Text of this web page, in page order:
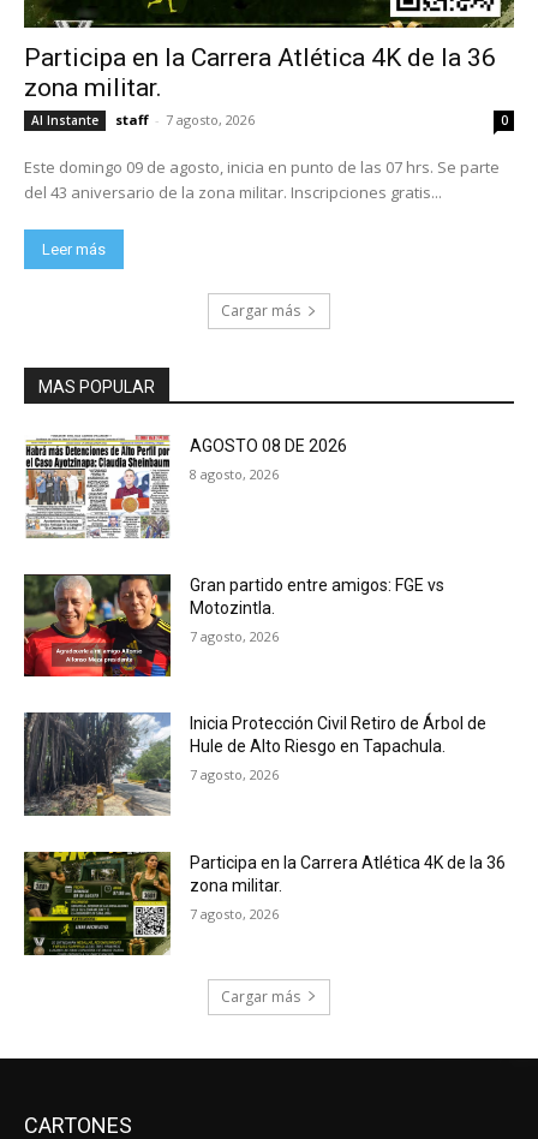
Participa en la Carrera Atlética 4K de la 36
zona militar.
Al Instante staff - 7 agosto, 2026 0
Este domingo 09 de agosto, inicia en punto de las 07 hrs. Se parte
del 43 aniversario de la zona militar. Inscripciones gratis...
Leer más
Cargar más
MAS POPULAR
AGOSTO 08 DE 2026
8 agosto, 2026
Gran partido entre amigos: FGE vs
Motozintla.
7 agosto, 2026
Inicia Protección Civil Retiro de Árbol de
Hule de Alto Riesgo en Tapachula.
7 agosto, 2026
Participa en la Carrera Atlética 4K de la 36
zona militar.
7 agosto, 2026
Cargar más
CARTONES